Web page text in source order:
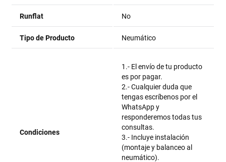
Runflat No
Tipo de Producto Neumático
Condiciones
1.- El envío de tu producto
es por pagar.
2.- Cualquier duda que
tengas escríbenos por el
WhatsApp y
responderemos todas tus
consultas.
3.- Incluye instalación
(montaje y balanceo al
neumático).